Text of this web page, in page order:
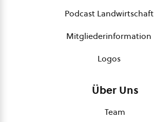
Podcast Landwirtschaft
Mitgliederinformation
Logos
Über Uns
Team